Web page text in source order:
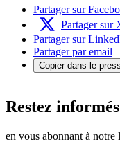
Partager sur
Partager sur
Partager sur
Partager par email
Copier dans le
Restez informés
en vous abonnant à